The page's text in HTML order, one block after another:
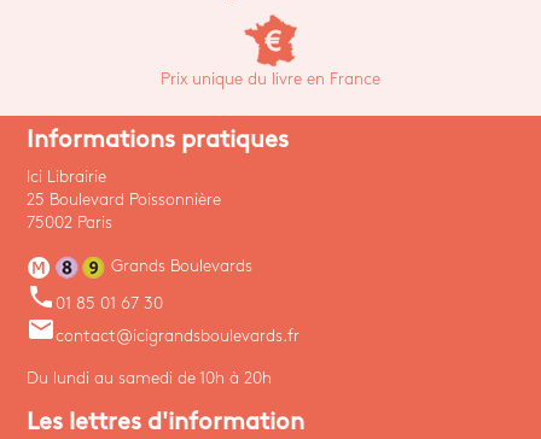
Prix unique du livre en France
Informations pratiques
Ici Librairie
25 Boulevard Poissonnière
75002 Paris
Grands Boulevards
phone 01 85 01 67 30
emailcontact@icigrandsboulevards.fr
Du lundi au samedi de 10h à 20h
Les lettres d'information